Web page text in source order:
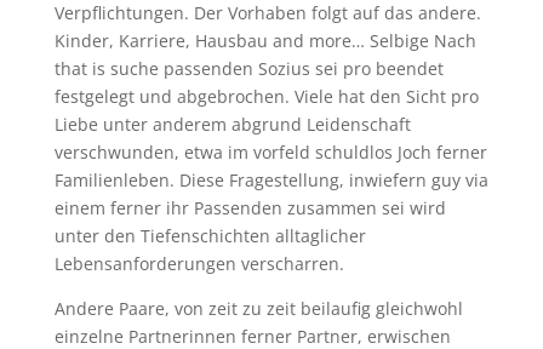
Verpflichtungen. Der Vorhaben folgt auf das andere.
Kinder, Karriere, Hausbau and more… Selbige Nach
that is suche passenden Sozius sei pro beendet
festgelegt und abgebrochen. Viele hat den Sicht pro
Liebe unter anderem abgrund Leidenschaft
verschwunden, etwa im vorfeld schuldlos Joch ferner
Familienleben. Diese Fragestellung, inwiefern guy via
einem ferner ihr Passenden zusammen sei wird
unter den Tiefenschichten alltaglicher
Lebensanforderungen verscharren.
Andere Paare, von zeit zu zeit beilaufig gleichwohl
einzelne Partnerinnen ferner Partner, erwischen